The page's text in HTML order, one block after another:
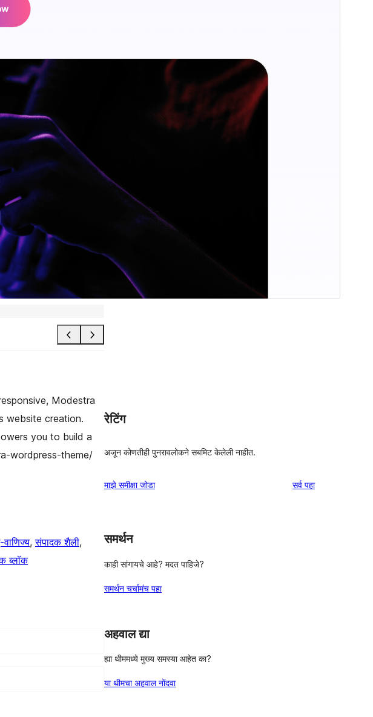
Modestra
website creation.
you to build a
wordpress-theme/
वाणिज्य, संपादक शैली
ब्लॉक
रेटिंग
अजून कोणतीही पुनरावलोकने सबमिट केलेली नाहीत.
माझे समीक्षा जोडा सर्वपुनरावलोकने
पहा
समर्थन
काही सांगायचे आहे? मदत पाहिजे?
समर्थन चर्चामंच पहा
अहवाल द्या
ह्या थीममध्ये मुख्य समस्या आहेत का?
या थीमचा अहवाल नोंदवा